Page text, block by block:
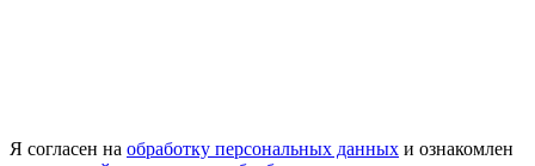
Я согласен на обработку персональных данных и ознакомлен